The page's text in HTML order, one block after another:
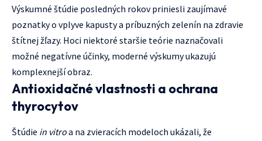
Výskumné štúdie posledných rokov priniesli zaujímavé
poznatky o vplyve kapusty a príbuzných zelenín na zdravie
štítnej žľazy. Hoci niektoré staršie teórie naznačovali
možné negatívne účinky, moderné výskumy ukazujú
komplexnejší obraz.
Antioxidačné vlastnosti a ochrana
thyrocytov
Štúdie in vitroa na zvieracích modeloch ukázali, že